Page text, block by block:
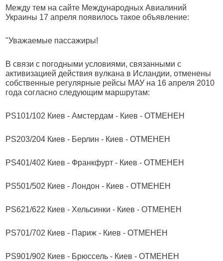
Между тем на сайте Международных Авиалиний
Украины 17 апреля появилось такое объявление:
"Уважаемые пассажиры!
В связи с погодными условиями, связанными с
активизацией действия вулкана в Исландии, отменены
собственные регулярные рейсы МАУ на 16 апреля 2010
года согласно следующим маршрутам:
PS101/102 Киев - Амстердам - Киев - ОТМЕНЕН
PS203/204 Киев - Берлин - Киев - ОТМЕНЕН
PS401/402 Киев - Франкфурт - Киев - ОТМЕНЕН
PS501/502 Киев - Лондон - Киев - ОТМЕНЕН
PS621/622 Киев - Хельсинки - Киев - ОТМЕНЕН
PS701/702 Киев - Париж - Киев - ОТМЕНЕН
PS901/902 Киев - Брюссель - Киев - ОТМЕНЕН